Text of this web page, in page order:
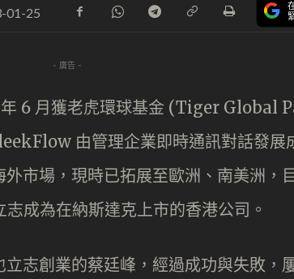
01-25
- 廣告 -
6 月獲老虎環球基金 (Tiger Global
由管理企業即時通訊對話發展
市場，現時已拓展至歐洲、南美洲，
成為在納斯達克上市的香港公司。
志創業的蔡廷峰，經過成功與失敗，